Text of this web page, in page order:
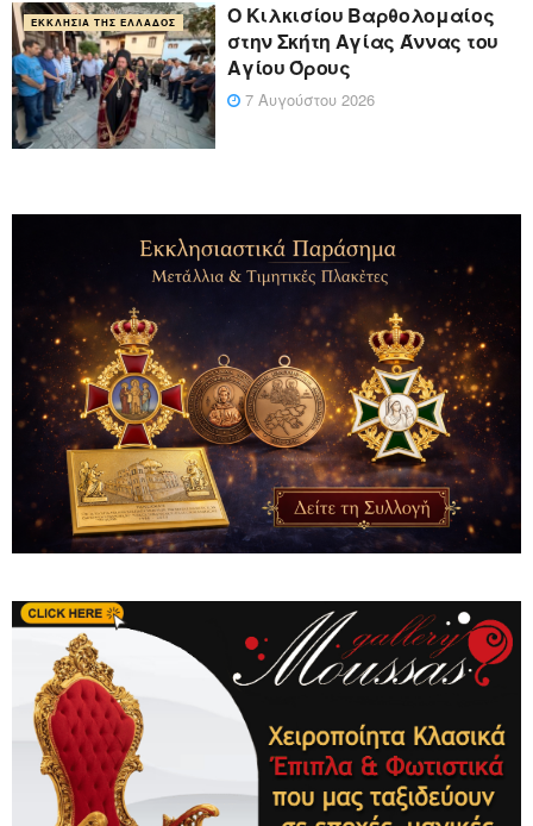
ΕΚΚΛΗΣΊΑ ΤΗΣ ΕΛΛΆΔΟΣ
Ο Κιλκισίου Βαρθολομαίος
στην Σκήτη Αγίας Άννας του
Αγίου Όρους
7 Αυγούστου 2026